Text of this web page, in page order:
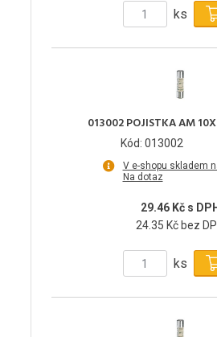
ks
013002 POJISTKA AM
Kód: 013002
V e-shopu skladem
Na dotaz
29.46 Kč s DPH
24.35 Kč bez
ks